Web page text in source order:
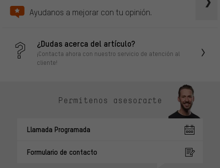
Ayudanos a mejorar con tu opinión.
¿Dudas acerca del artículo?
¡Contacta ahora con nuestro servicio de atención al
cliente!
Permítenos asesorarte
Llamada Programada
Formulario de contacto